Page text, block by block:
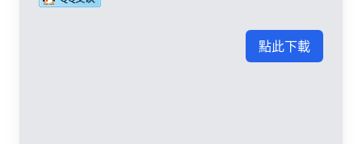
點此下載